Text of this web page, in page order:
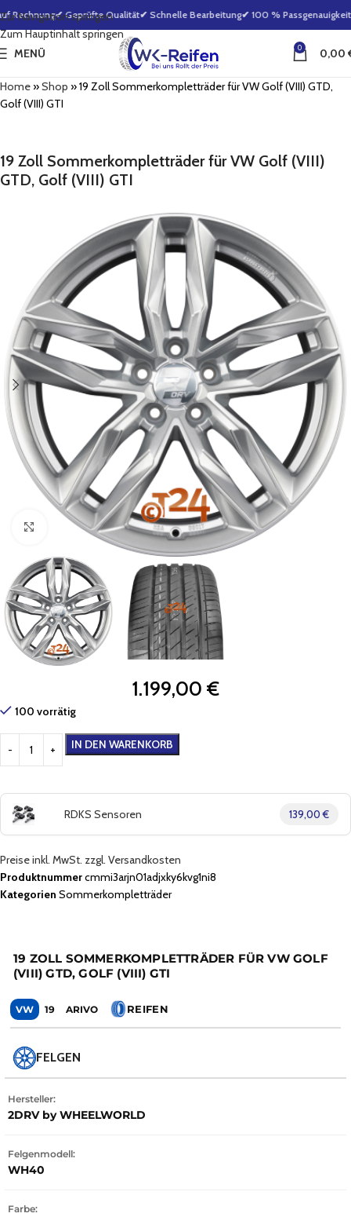
Zur Navigation springen
Zum Hauptinhalt springen
Rechnung✔ Geprüfte Qualität✔ Schnelle Bearbeitung✔ 100 %
MENÜ 0 0,00
Home»Shop »19 Zoll Sommerkompletträder für VW Golf (VIII) GTD,
Golf (VIII) GTI
19 Zoll Sommerkompletträder für VW Golf (VIII)
GTD, Golf (VIII) GTI
Zum Vergrößern klicken
1.199,00 €
100 vorrätig
IN DEN WARENKORB
RDKS Sensoren 139,00 €
Preise inkl. MwSt. zzgl. Versandkosten
Produktnummercmmi3arjn01adjxky6kvg1ni8
Kategorien Sommerkompletträder
19 ZOLL SOMMERKOMPLETTRÄDER FÜR VW GOLF
(VIII) GTD, GOLF (VIII) GTI
VW 19 ARIVO REIFEN
FELGEN
Hersteller:
2DRV by WHEELWORLD
Felgenmodell:
WH40
Farbe: